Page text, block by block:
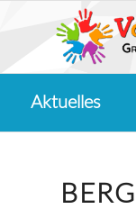
Aktuelles